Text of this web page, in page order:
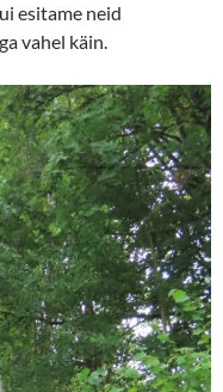
esitame neid
vahel käin.